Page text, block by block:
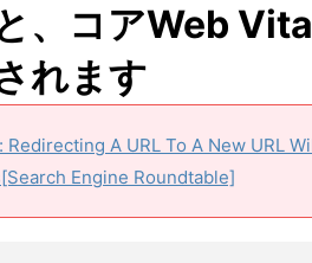
、コアWeb
れます
Redirecting A URL To A New URL
Engine Roundtable]